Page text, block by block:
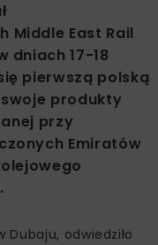
East Rail
dniach 17-18
pierwszą polską
produkty
przy
Emiratów
Dubaju, odwiedziło